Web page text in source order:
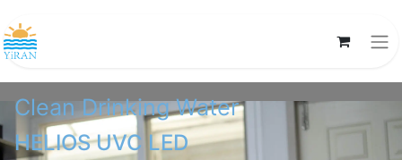
Clean Drinking Water
HELIOS UVC LED